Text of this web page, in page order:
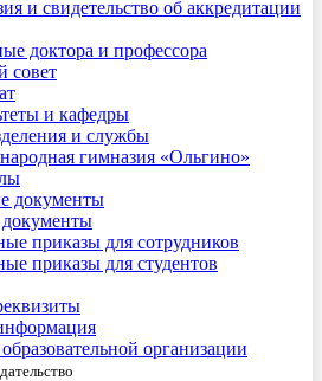
и свидетельство об аккредитации
доктора и профессора
совет
и кафедры
и службы
гимназия «Ольгино»
документы
приказы для сотрудников
приказы для студентов
организации